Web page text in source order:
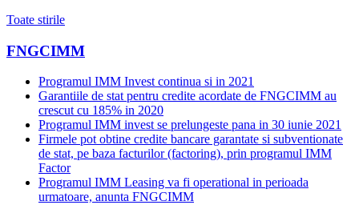
Toate stirile
FNGCIMM
Programul IMM Invest continua si in 2021
Garantiile de stat pentru credite acordate de FNGCIMM au
crescut cu 185% in 2020
Programul IMM invest se prelungeste pana in 30 iunie 2021
Firmele pot obtine credite bancare garantate si subventionate
de stat, pe baza facturilor (factoring), prin programul IMM
Factor
Programul IMM Leasing va fi operational in perioada
urmatoare, anunta FNGCIMM